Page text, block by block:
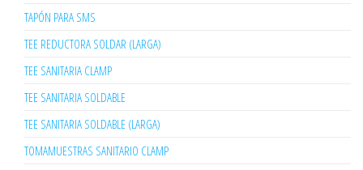
TAPÓN PARA SMS
TEE REDUCTORA SOLDAR (LARGA)
TEE SANITARIA CLAMP
TEE SANITARIA SOLDABLE
TEE SANITARIA SOLDABLE (LARGA)
TOMAMUESTRAS SANITARIO CLAMP